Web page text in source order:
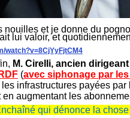
nouilles et je donne du
lui valoir, et
watch?v=8CjYyFjtCM4
M. Cirelli, ancien
(avec siphonage par
infrastructures payées
augmentant les
qui dénonce la chose